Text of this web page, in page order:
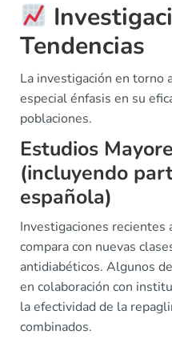
Tendencias
La investigación en torno
especial énfasis en su
poblaciones.
Estudios
(incluyendo
española)
Investigaciones recientes
compara con nuevas
antidiabéticos. Algunos
en colaboración con
la efectividad de la
combinados.